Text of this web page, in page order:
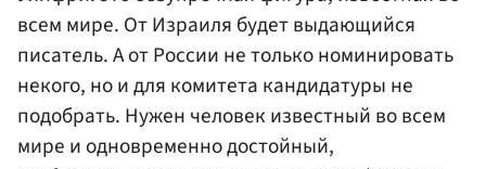
всем мире. От Израиля будет выдающийся
писатель. А от России не только номинировать
некого, но и для комитета кандидатуры не
подобрать. Нужен человек известный во всем
мире и одновременно достойный,